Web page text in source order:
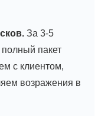
За 3-5
пакет
с клиентом,
возражения в